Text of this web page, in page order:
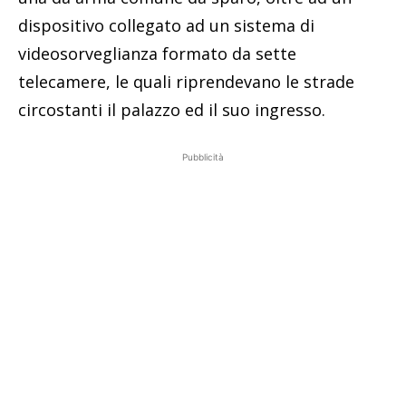
dispositivo collegato ad un sistema di
videosorveglianza formato da sette
telecamere, le quali riprendevano le strade
circostanti il palazzo ed il suo ingresso.
Pubblicità